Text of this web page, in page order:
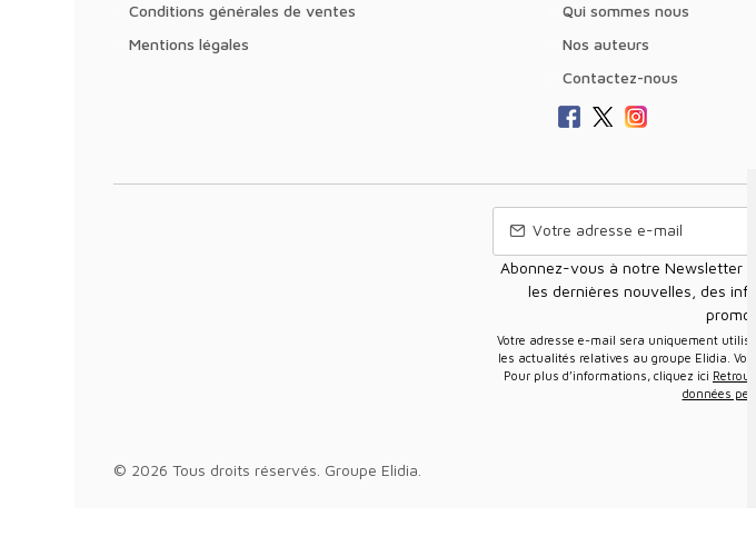
Conditions générales de ventes
Mentions légales
Qui sommes nous
Nos auteurs
Contactez-nous
Abonnez-vous à notre Newsletter
les dernières nouvelles, des
Votre adresse e-mail sera uniquement utilisée pour vous envoyer des informations sur
les actualités relatives au groupe Elidia.
Pour plus d’informations, cliquez ici
données
© 2026 Tous droits réservés. Groupe Elidia